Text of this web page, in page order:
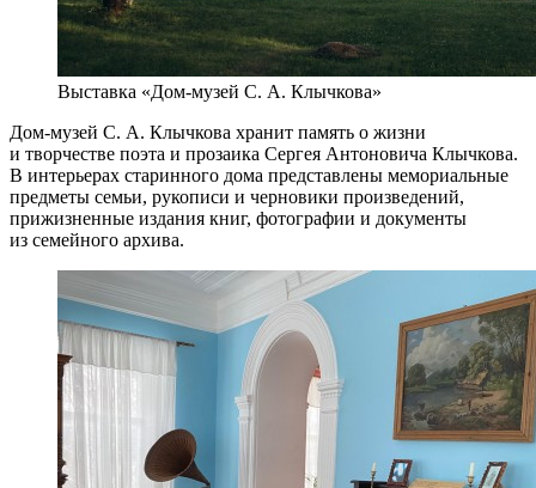
Выставка «Дом-музей С. А. Клычкова»
Дом-музей С. А. Клычкова хранит память о жизни
и творчестве поэта и прозаика Сергея Антоновича Клычкова.
В интерьерах старинного дома представлены мемориальные
предметы семьи, рукописи и черновики произведений,
прижизненные издания книг, фотографии и документы
из семейного архива.